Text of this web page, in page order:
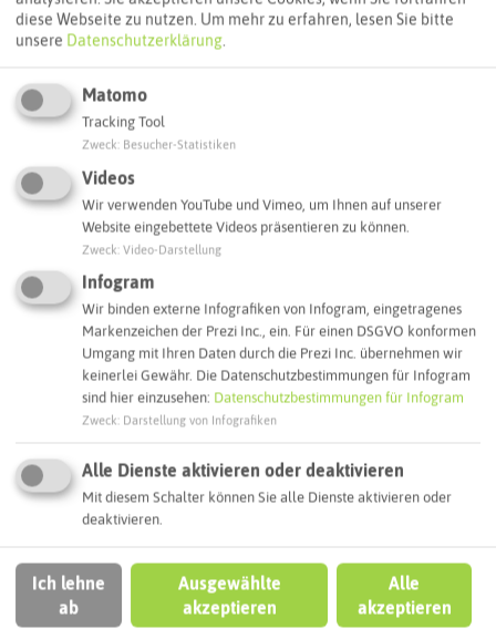
Interaktive Karte
Routenplanung zum Ziel:
Autoroute finden
ATTRAKTIONEN IN DER UMGEBUNG
Was ihr hier noch erleben könnt
RECKLINGHAUSEN
diese Webseite zu nutzen. Um mehr zu erfahren, lesen Sie bitte
unsere Datenschutzerklärung.
Matomo
Tracking Tool
Zweck Besucher-Statistiken
Videos
Wir verwenden YouTube und Vimeo, um Ihnen auf unserer
Website eingebettete Videos präsentieren zu können.
Zweck Video-Darstellung
Infogram
Wir binden externe Infografiken von Infogram, eingetragenes
Markenzeichen der Prezi Inc., ein. Für einen DSGVO konformen
Umgang mit Ihren Daten durch die Prezi Inc. übernehmen wir
keinerlei Gewähr. Die Datenschutzbestimmungen für Infogram
sind hier einzusehen: Datenschutzbestimmungen für Infogram
Zweck Darstellung von Infografiken
Alle Dienste aktivieren oder deaktivieren
Mit diesem Schalter können Sie alle Dienste aktivieren oder
deaktivieren.
Ich lehne
ab
Ausgewählte
akzeptieren
Alle
akzeptieren